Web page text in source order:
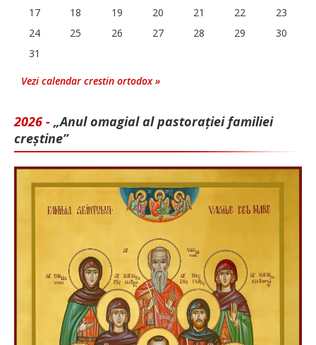
17
18 19 20 21 22
23
24
25 26 27 28 29
30
31
Vezi calendar crestin ortodox »
2026 - „Anul omagial al pastorației familiei
creștine”